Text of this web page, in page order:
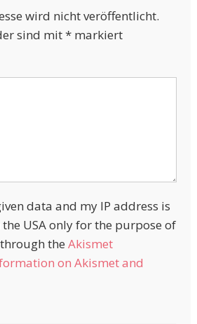
wird nicht veröffentlicht.
sind mit*markiert
data and my IP address is
USA only for the purpose of
the Akismet
on Akismet and